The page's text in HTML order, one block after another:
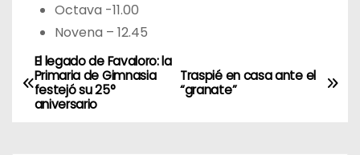
Octava -11.00
Novena – 12.45
N
a
Traspié en casa ante el
“granate”
El legado de Favaloro: la
Primaria de Gimnasia
festejó su 25°
aniversario